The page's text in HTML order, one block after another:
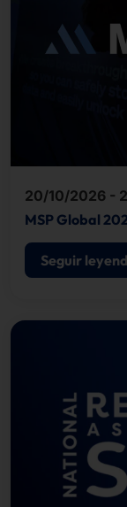
20/10/2026 -
MSP Global
Seguir